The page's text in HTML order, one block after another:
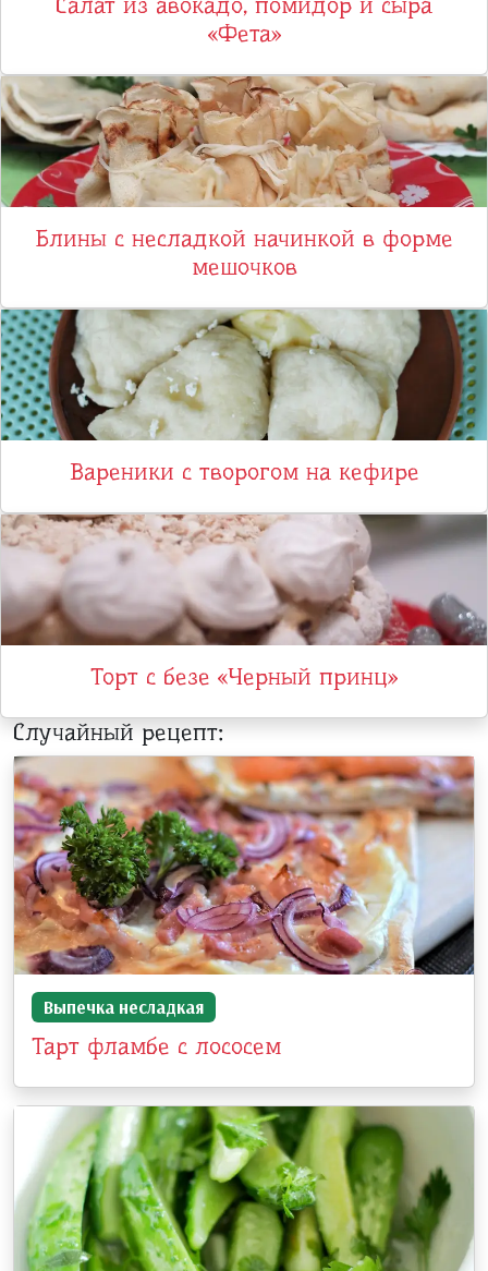
«Фета»
Блины с несладкой начинкой в форме
мешочков
Вареники с творогом на кефире
Торт с безе «Черный принц»
Случайный рецепт:
Выпечка несладкая
Тарт фламбе с лососем